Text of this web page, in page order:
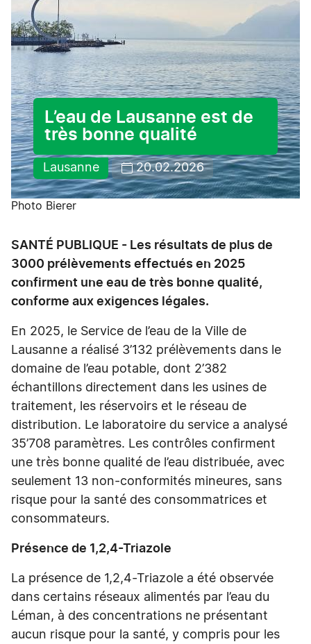
L’eau de Lausanne est de
très bonne qualité
Lausanne 20.02.2026
Photo Bierer
SANTÉ PUBLIQUE - Les résultats de plus de
3000 prélèvements effectués en 2025
confirment une eau de très bonne qualité,
conforme aux exigences légales.
En 2025, le Service de l’eau de la Ville de
Lausanne a réalisé 3’132 prélèvements dans le
domaine de l’eau potable, dont 2’382
échantillons directement dans les usines de
traitement, les réservoirs et le réseau de
distribution. Le laboratoire du service a analysé
35’708 paramètres. Les contrôles confirment
une très bonne qualité de l’eau distribuée, avec
seulement 13 non-conformités mineures, sans
risque pour la santé des consommatrices et
consommateurs.
Présence de 1,2,4-Triazole
La présence de 1,2,4-Triazole a été observée
dans certains réseaux alimentés par l’eau du
Léman, à des concentrations ne présentant
aucun risque pour la santé, y compris pour les